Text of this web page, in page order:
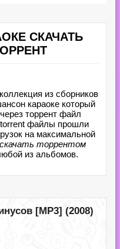
СКАЧАТЬ
из сборников
караоке который
торрент файл
файлы прошли
на максимальной
торрентом
из альбомов.
[MP3] (2008)